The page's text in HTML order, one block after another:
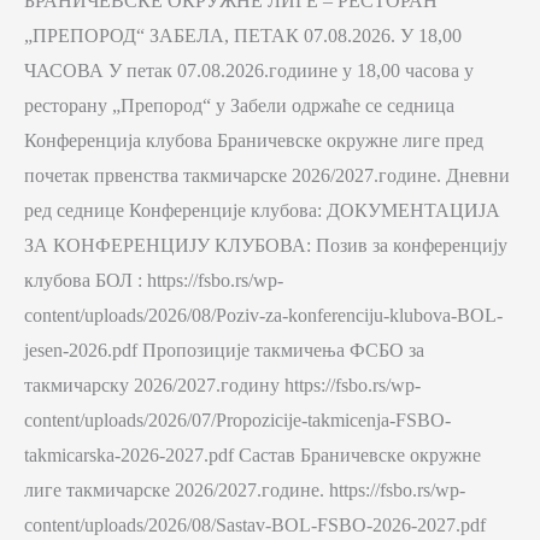
„ПРЕПОРОД“ ЗАБЕЛА, ПЕТАК 07.08.2026. У 18,00
ЧАСОВА У петак 07.08.2026.годиине у 18,00 часова у
ресторану „Препород“ у Забели одржаће се седница
Конференција клубова Браничевске окружне лиге пред
почетак првенства такмичарске 2026/2027.године. Дневни
ред седнице Конференције клубова: ДОКУМЕНТАЦИЈА
ЗА КОНФЕРЕНЦИЈУ КЛУБОВА: Позив за конференцију
клубова БОЛ : https://fsbo.rs/wp-
content/uploads/2026/08/Poziv-za-konferenciju-klubova-BOL-
jesen-2026.pdf Пропозиције такмичења ФСБО за
такмичарску 2026/2027.годину https://fsbo.rs/wp-
content/uploads/2026/07/Propozicije-takmicenja-FSBO-
takmicarska-2026-2027.pdf Састав Браничевске окружне
лиге такмичарске 2026/2027.године. https://fsbo.rs/wp-
content/uploads/2026/08/Sastav-BOL-FSBO-2026-2027.pdf